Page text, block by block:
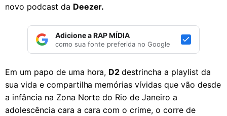
novo podcast da Deezer.
Adicione a RAP MÍDIA
como sua fonte preferida no Google
Em um papo de uma hora, D2destrincha a playlist da
sua vida e compartilha memórias vívidas que vão desde
a infância na Zona Norte do Rio de Janeiro a
adolescência cara a cara com o crime, o corre de